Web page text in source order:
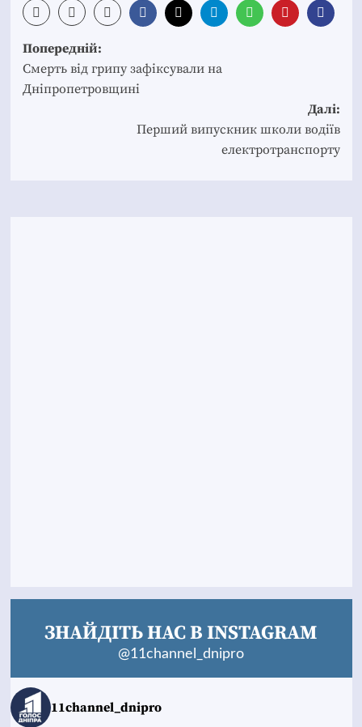
Post
navigation
Попередній:
Смерть від грипу зафіксували на
Дніпропетровщині
Далі:
Перший випускник школи водіїв
електротранспорту
ЗНАЙДІТЬ НАС В INSTAGRAM
@11channel_dnipro
11channel_dnipro